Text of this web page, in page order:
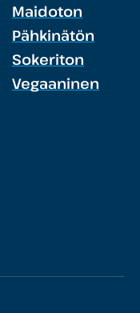
Maidoton
Pähkinätön
Sokeriton
Vegaaninen